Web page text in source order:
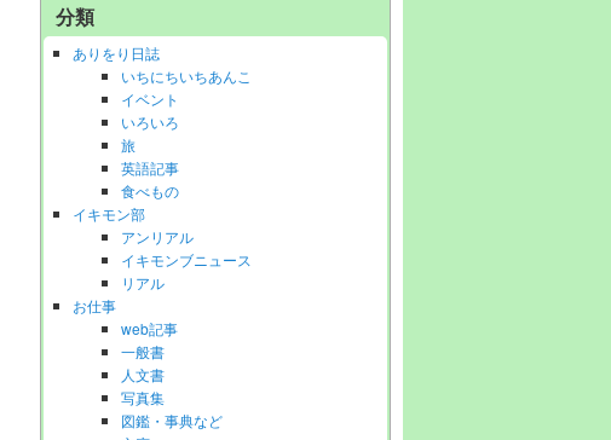
分類
ありをり日誌
いちにちいちあんこ
イベント
いろいろ
旅
英語記事
食べもの
イキモン部
アンリアル
イキモンブニュース
リアル
お仕事
web記事
一般書
人文書
写真集
図鑑・事典など